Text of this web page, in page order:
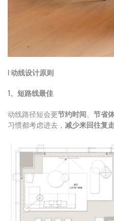
l动线设计原则
1、短路线最佳
动线路径短会更节约时间 节省
习惯都考虑进去， 减少来回往复